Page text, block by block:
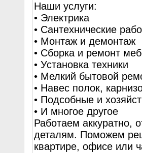
Наши услуги:
• Электрика
• Сантехнические
• Монтаж и демонтаж
• Сборка и ремонт
• Установка техники
• Мелкий бытовой
• Навес полок,
• Подсобные и
• И многое другое
Работаем аккуратно,
деталям. Поможем
квартире, офисе или